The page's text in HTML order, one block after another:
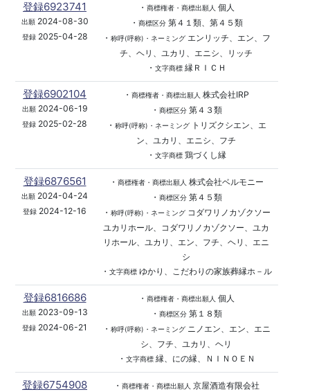
登録6923741
出願2024-08-30
登録2025-04-28
・ 商標権者・商標出願人 個人
・ 商標区分第４１類、第４５類
・ 称呼(呼称)・ネーミングエンリッチ、エン、フ
チ、ヘリ、ユカリ、エニシ、リッチ
・ 文字商標縁ＲＩＣＨ
登録6902104
出願2024-06-19
登録 2025-02-28
・ 商標権者・商標出願人 株式会社IRP
・ 商標区分第４３類
・ 称呼(呼称)・ネーミングトリズクシエン、エ
ン、ユカリ、エニシ、フチ
・ 文字商標鶏づくし縁
登録6876561
出願 2024-04-24
登録 2024-12-16
・ 商標権者・商標出願人 株式会社ベルモニー
・ 商標区分第４５類
・ 称呼(呼称)・ネーミングコダワリノカゾクソー
ユカリホール、コダワリノカゾクソー、ユカ
リホール、ユカリ、エン、フチ、ヘリ、エニ
シ
・ 文字商標ゆかり、こだわりの家族葬縁ホ－ル
登録6816686
出願2023-09-13
登録 2024-06-21
・ 商標権者・商標出願人 個人
・ 商標区分第１８類
・ 称呼(呼称)・ネーミングニノエン、エン、エニ
シ、フチ、ユカリ、ヘリ
・ 文字商標縁、にの縁、ＮＩＮＯＥＮ
登録6754908 ・ 商標権者・商標出願人 京屋酒造有限会社